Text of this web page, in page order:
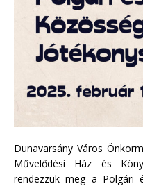
Dunavarsány Város
Művelődési Ház és
rendezzük meg a Polgári